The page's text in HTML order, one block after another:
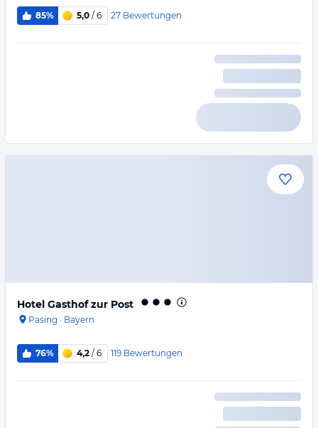
85% 5,0 / 6 27 Bewertungen
Hotel Gasthof zur Post
Pasing · Bayern
76% 4,2 / 6 119 Bewertungen